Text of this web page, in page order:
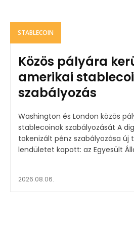
STABLECOIN
Közös pályára
amerikai
szabályozás
Washington és London közös
stablecoinok szabályozását A digitális dollár és a
tokenizált pénz szabályozása új
lendületet kapott: az Egyesült
2026.08.06.